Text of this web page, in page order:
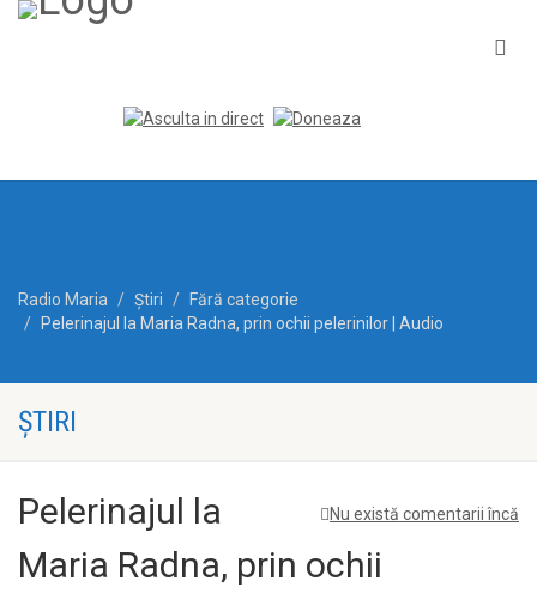
Radio Maria Ştiri
Fără categorie
Pelerinajul la Maria Radna, prin ochii pelerinilor | Audio
ŞTIRI
Nu există comentarii încă
Pelerinajul la
Maria Radna, prin ochii